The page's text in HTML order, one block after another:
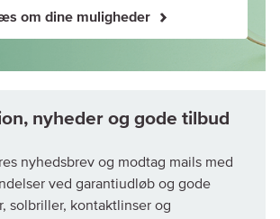
om dine muligheder
nyhedsbrev og modtag mails med
ved garantiudløb og gode
solbriller, kontaktlinser og